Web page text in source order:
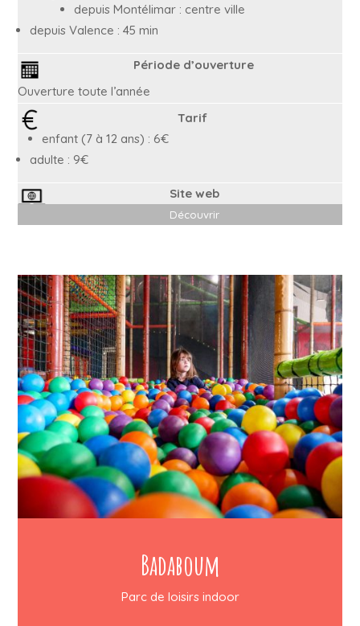
depuis Montélimar : centre ville
depuis Valence : 45 min
Période d’ouverture
Ouverture toute l’année
Tarif
enfant (7 à 12 ans) : 6€
adulte : 9€
Site web
Découvrir
Badaboum
Parc de loisirs indoor